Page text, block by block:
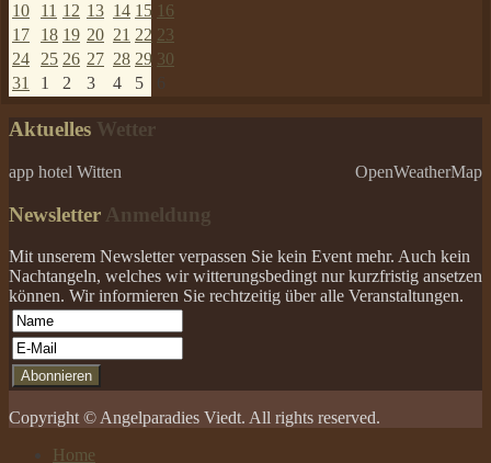
10
11 12 13 14 15
16
17
18 19 20 21 22 23
24 25 26 27 28 29 30
31
1 2 3 4 5 6
Aktuelles Wetter
app hotel Witten OpenWeatherMap
Newsletter Anmeldung
Mit unserem Newsletter verpassen Sie kein Event mehr. Auch kein
Nachtangeln, welches wir witterungsbedingt nur kurzfristig ansetzen
können. Wir informieren Sie rechtzeitig über alle Veranstaltungen.
Copyright © Angelparadies Viedt. All rights reserved.
Home